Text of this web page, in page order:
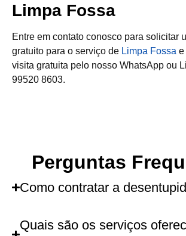
Limpa Fossa
Entre em contato conosco para solicitar
gratuito para o serviço de Limpa Fossa e
visita gratuita pelo nosso WhatsApp ou
99520 8603.
Perguntas
Como contratar a
Quais são os serviços